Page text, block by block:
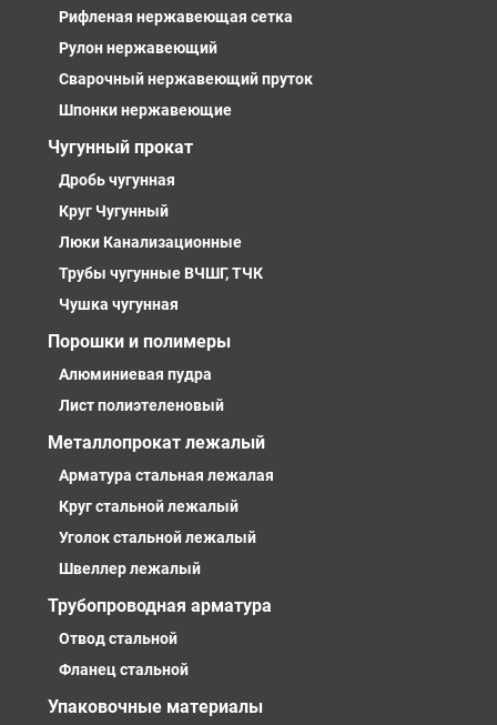
Рифленая нержавеющая сетка
Рулон нержавеющий
Сварочный нержавеющий пруток
Шпонки нержавеющие
Чугунный прокат
Дробь чугунная
Круг Чугунный
Люки Канализационные
Трубы чугунные ВЧШГ, ТЧК
Чушка чугунная
Порошки и полимеры
Алюминиевая пудра
Лист полиэтеленовый
Металлопрокат лежалый
Арматура стальная лежалая
Круг стальной лежалый
Уголок стальной лежалый
Швеллер лежалый
Трубопроводная арматура
Отвод стальной
Фланец стальной
Упаковочные материалы